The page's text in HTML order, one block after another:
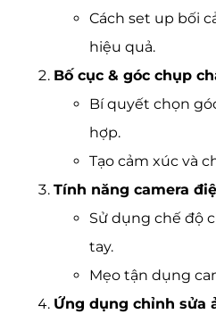
Cách set up bối
hiệu quả.
Bố cục & góc chụp
Bí quyết chọn
hợp.
Tạo cảm xúc và
Tính năng camera
Sử dụng chế độ
tay.
Mẹo tận dụng
Ứng dụng chỉnh sửa